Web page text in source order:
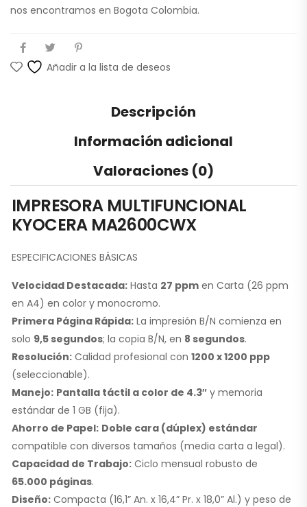
nos encontramos en Bogota Colombia.
Añadir a la lista de deseos
Descripción
Información adicional
Valoraciones (0)
IMPRESORA MULTIFUNCIONAL
KYOCERA MA2600CWX
ESPECIFICACIONES BÁSICAS
Velocidad Destacada: Hasta 27 ppm en Carta (26 ppm
en A4) en color y monocromo.
Primera Página Rápida: La impresión B/N comienza en
solo 9,5 segundos; la copia B/N, en 8 segundos.
Resolución: Calidad profesional con 1200 x 1200 ppp
(seleccionable).
Manejo: Pantalla táctil a color de 4.3″ y memoria
estándar de 1 GB (fija).
Ahorro de Papel: Doble cara (dúplex) estándar
compatible con diversos tamaños (media carta a legal).
Capacidad de Trabajo: Ciclo mensual robusto de
65.000 páginas.
Diseño: Compacta (16,1” An. x 16,4” Pr. x 18,0” Al.) y peso de